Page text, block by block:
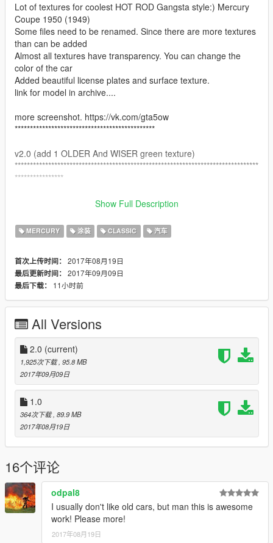
Lot of textures for coolest HOT ROD Gangsta style:) Mercury
Coupe 1950 (1949)
Some files need to be renamed. Since there are more textures
than can be added
Almost all textures have transparency. You can change the
color of the car
Added beautiful license plates and surface texture.
link for model in archive....
more screenshot. https://vk.com/gta5ow
**********************************************
v2.0 (add 1 OLDER And WISER green texture)
********************************************************************************
****************
Thanks Durzo for permission https://www.gta5-
couple of livers at the beginning of the creative process:)
Show Full Description
MERCURY 涂装 CLASSIC 汽车
首次上传时间： 2017年08月19日
最后更新时间： 2017年09月09日
最后下载：
11小时前
All Versions
2.0 (current)
1,925次下载, 95.8 MB
2017年09月09日
1.0
364次下载, 89.9 MB
2017年08月19日
16个评论
odpal8
I usually don't like old cars, but man this is awesome
work! Please more!
2017年08月19日